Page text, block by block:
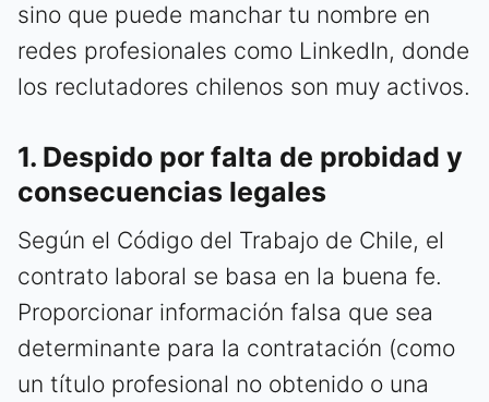
sino que puede manchar tu nombre en
redes profesionales como LinkedIn, donde
los reclutadores chilenos son muy activos.
1. Despido por falta de probidad y
consecuencias legales
Según el Código del Trabajo de Chile, el
contrato laboral se basa en la buena fe.
Proporcionar información falsa que sea
determinante para la contratación (como
un título profesional no obtenido o una